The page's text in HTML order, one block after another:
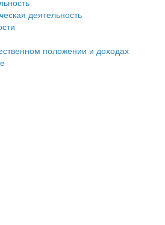
деятельность
положении и доходах